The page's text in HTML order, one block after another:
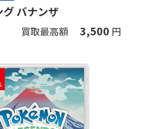
グ バナンザ
買取最高額 3,500 円